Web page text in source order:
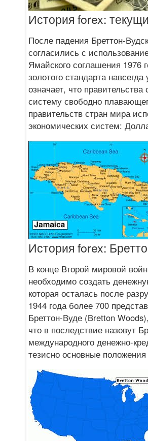
История forex:
После падения Бреттон-
согласились с
Ямайского соглашения 1976
золотого стандарта
означает, что
систему свободно
правительств стран мира
экономических систем:
История forex:
В конце Второй мировой
необходимо создать
которая осталась после
1944 года более 700
Бреттон-Вуде (Bretton
что в последствие назовут
международного денежно-
тезисно основные